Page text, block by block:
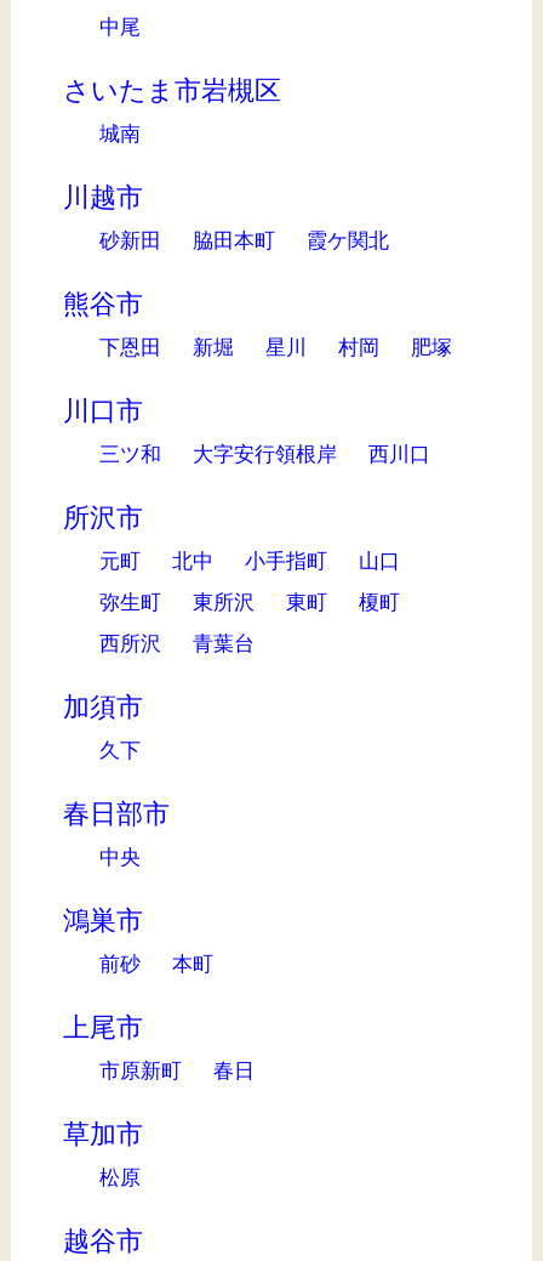
中尾
さいたま市岩槻区
城南
川越市
砂新田 脇田本町 霞ケ関北
熊谷市
下恩田 新堀 星川 村岡 肥塚
川口市
三ツ和 大字安行領根岸 西川口
所沢市
元町 北中 小手指町
山口
弥生町
東所沢 東町
榎町
西所沢
青葉台
加須市
久下
春日部市
中央
鴻巣市
前砂 本町
上尾市
市原新町 春日
草加市
松原
越谷市